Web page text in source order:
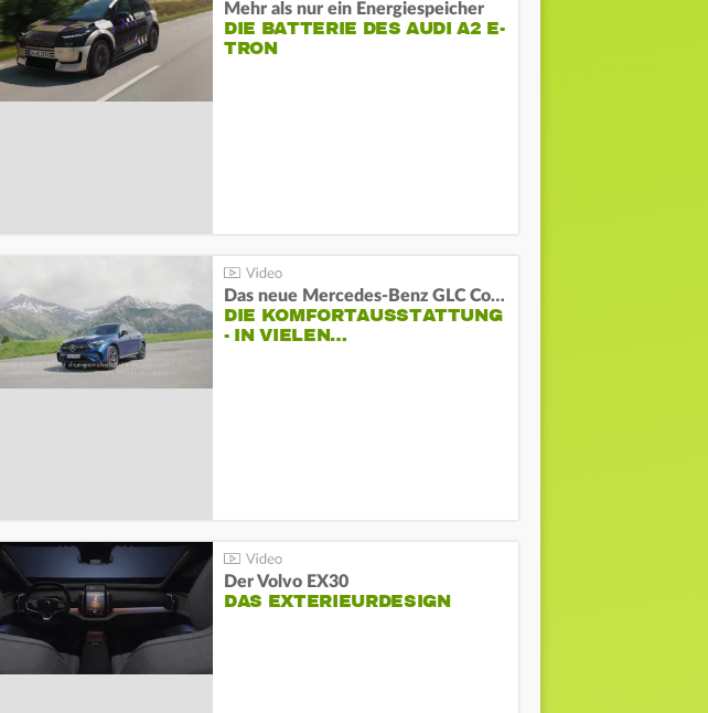
Mehr als nur ein Energiespeicher
DIE BATTERIE DES AUDI A2 E-
TRON
Das neue Mercedes-Benz GLC Coupé
DIE KOMFORTAUSSTATTUNG
- IN VIELEN…
Der Volvo EX30
DAS EXTERIEURDESIGN